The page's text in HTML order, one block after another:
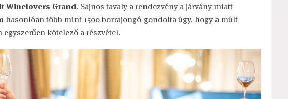
Winelovers Grand. Sajnos tavaly a rendezvény a járvány miatt
hasonlóan több mint 1500 borrajongó gondolta úgy, hogy a múlt
egyszerűen kötelező a részvétel.